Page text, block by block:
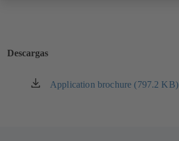
Descargas
Application brochure (797.2 KB)
(se